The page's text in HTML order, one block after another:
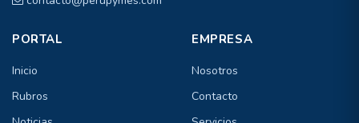
PORTAL
Inicio
Rubros
EMPRESA
Nosotros
Contacto